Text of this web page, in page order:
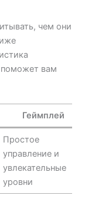
чем они
поможет вам
Геймплей
Простое
управление и
увлекательные
уровни